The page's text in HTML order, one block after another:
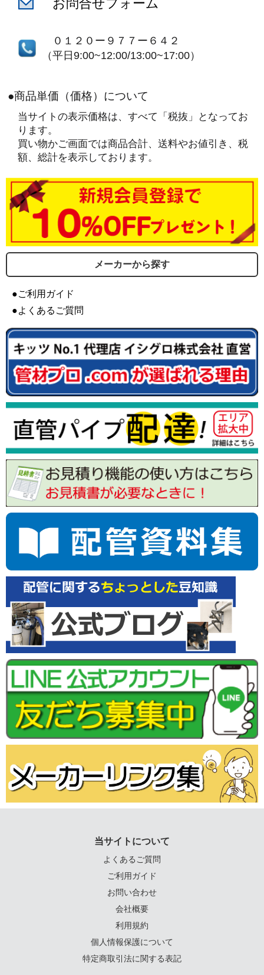
お問合せフォーム
０１２０ー９７７ー６４２
（平日9:00~12:00/13:00~17:00）
●商品単価（価格）について
当サイトの表示価格は、すべて「税抜」となってお
ります。
買い物かご画面では商品合計、送料やお値引き、税
額、総計を表示しております。
メーカーから探す
●ご利用ガイド
●よくあるご質問
当サイトについて
よくあるご質問
ご利用ガイド
お問い合わせ
会社概要
利用規約
個人情報保護について
特定商取引法に関する表記